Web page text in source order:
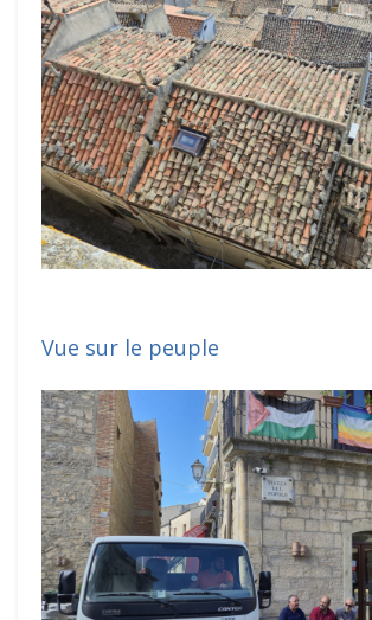
Vue sur le peuple